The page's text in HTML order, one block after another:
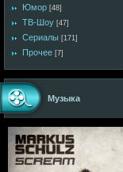
Юмор [48]
ТВ-Шоу [47]
Сериалы [171]
Прочее [7]
Музыка